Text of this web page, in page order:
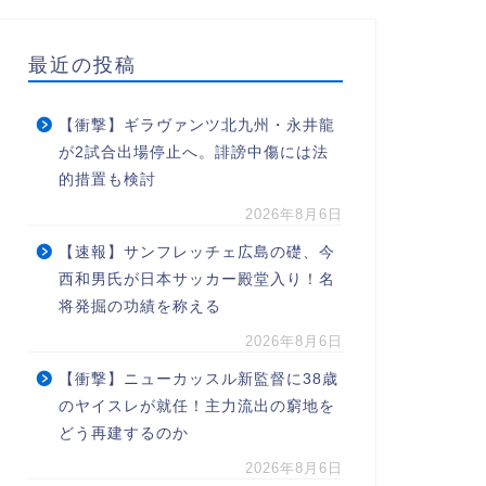
最近の投稿
【衝撃】ギラヴァンツ北九州・永井龍
が2試合出場停止へ。誹謗中傷には法
的措置も検討
2026年8月6日
【速報】サンフレッチェ広島の礎、今
西和男氏が日本サッカー殿堂入り！名
将発掘の功績を称える
2026年8月6日
【衝撃】ニューカッスル新監督に38歳
のヤイスレが就任！主力流出の窮地を
どう再建するのか
2026年8月6日